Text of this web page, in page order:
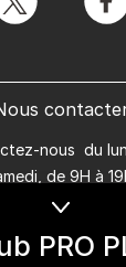
PRO
nous du
de 9H à
vendredi, de
twitter